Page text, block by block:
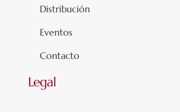
Distribución
Eventos
Contacto
Legal